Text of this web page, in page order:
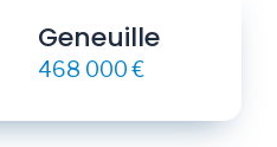
Geneuille
468 000 €